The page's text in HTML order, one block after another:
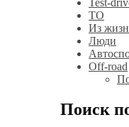
ТО
Из
Люди
Off-road
Поиск